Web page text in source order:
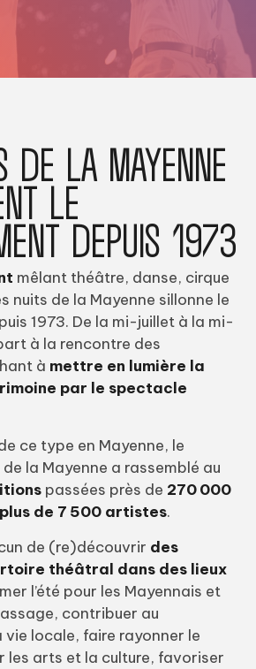
DE LA MAYENNE
LE
DEPUIS 1973
mêlant théâtre, danse, cirque
nuits de la Mayenne sillonne le
1973. De la mi-juillet à la mi-
à la rencontre des
à mettre en lumière la
par le spectacle
ce type en Mayenne, le
la Mayenne a rassemblé au
passées près de 270 000
de 7 500 artistes.
de (re)découvrir des
théâtral dans des lieux
l’été pour les Mayennais et
contribuer au
vie locale, faire rayonner le
les arts et la culture, favoriser